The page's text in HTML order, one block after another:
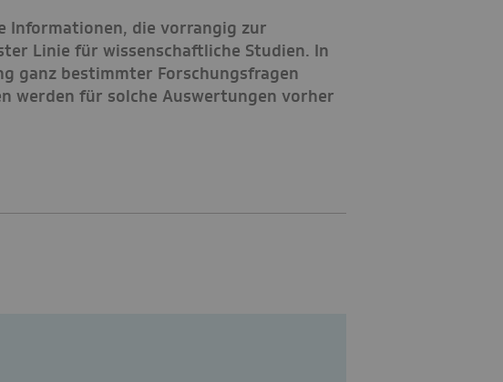
Informationen, die vorrangig zur
Linie für wissenschaftliche Studien. In
ganz bestimmter Forschungsfragen
werden für solche Auswertungen vorher